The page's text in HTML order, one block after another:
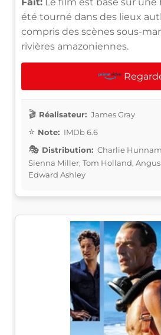
été tourné dans des lieux
compris des scènes sous-
rivières amazoniennes.
Réalisateur: James Gray
Note: IMDb 6.6
Distribution: Charlie
Sienna Miller, Tom Holland,
Edward Ashley